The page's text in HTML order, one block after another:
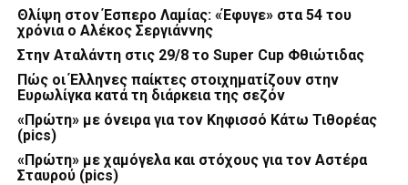
Θλίψη στον Έσπερο Λαμίας: «Έφυγε» στα 54 του
χρόνια ο Αλέκος Σεργιάννης
Στην Αταλάντη στις 29/8 το Super Cup Φθιώτιδας
Πώς οι Έλληνες παίκτες στοιχηματίζουν στην
Ευρωλίγκα κατά τη διάρκεια της σεζόν
«Πρώτη» με όνειρα για τον Κηφισσό Κάτω Τιθορέας
(pics)
«Πρώτη» με χαμόγελα και στόχους για τον Αστέρα
Σταυρού (pics)